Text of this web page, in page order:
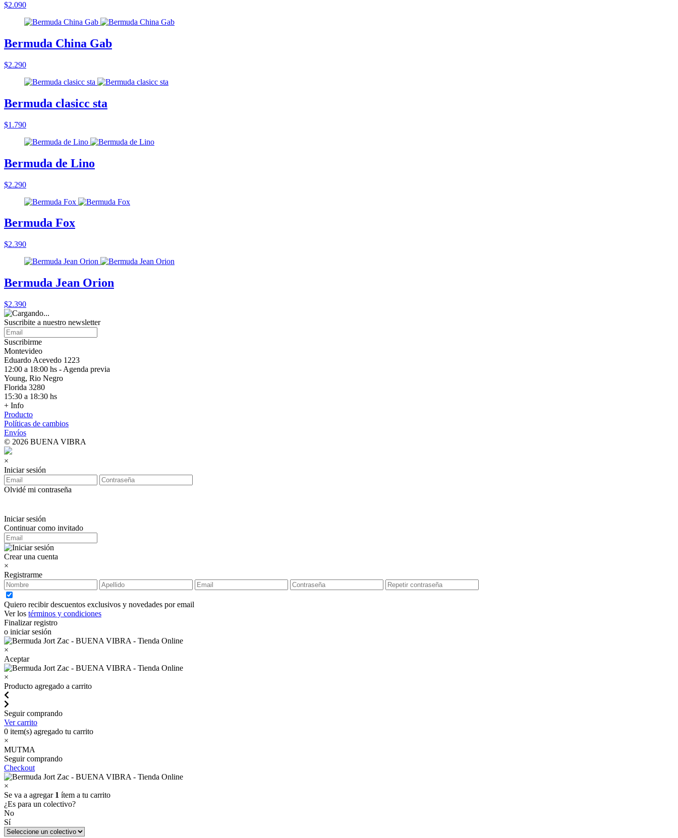
$2.090
Bermuda China Gab
$2.290
Bermuda clasicc sta
$1.790
Bermuda de Lino
$2.290
Bermuda Fox
$2.390
Bermuda Jean Orion
$2.390
Suscribite a nuestro newsletter
Suscribirme
Montevideo
Eduardo Acevedo 1223
12:00 a 18:00 hs - Agenda previa
Young, Rio Negro
Florida 3280
15:30 a 18:30 hs
+ Info
Producto
Políticas de cambios
Envíos
© 2026 BUENA VIBRA
×
Iniciar sesión
Olvidé mi contraseña
Iniciar sesión
Continuar como invitado
Crear una cuenta
×
Registrarme
Quiero recibir descuentos exclusivos y novedades por email
Ver los términos y condiciones
Finalizar registro
o iniciar sesión
×
Aceptar
×
Producto agregado a carrito
Seguir comprando
Ver carrito
0 item(s) agregado tu carrito
×
MUTMA
Seguir comprando
Checkout
×
Se va a agregar 1 ítem a tu carrito
¿Es para un colectivo?
No
Sí